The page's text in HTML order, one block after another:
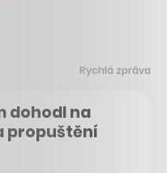
Rychlá zpráva
dohodl na
propuštění